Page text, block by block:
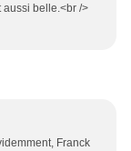
aussi belle.<br />
Franck